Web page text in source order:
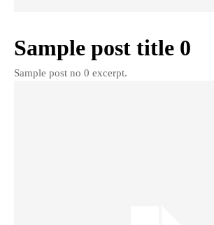
Sample post title 0
Sample post no 0 excerpt.